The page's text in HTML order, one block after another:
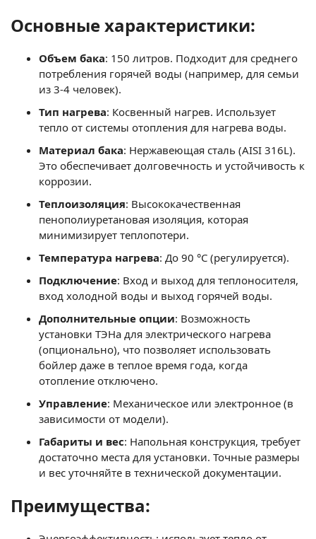
Основные характеристики:
Объем бака: 150 литров. Подходит для среднего
потребления горячей воды (например, для семьи
из 3-4 человек).
Тип нагрева: Косвенный нагрев. Использует
тепло от системы отопления для нагрева воды.
Материал бака: Нержавеющая сталь (AISI 316L).
Это обеспечивает долговечность и устойчивость к
коррозии.
Теплоизоляция: Высококачественная
пенополиуретановая изоляция, которая
минимизирует теплопотери.
Температура нагрева: До 90 °C (регулируется).
Подключение: Вход и выход для теплоносителя,
вход холодной воды и выход горячей воды.
Дополнительные опции: Возможность
установки ТЭНа для электрического нагрева
(опционально), что позволяет использовать
бойлер даже в теплое время года, когда
отопление отключено.
Управление: Механическое или электронное (в
зависимости от модели).
Габариты и вес: Напольная конструкция, требует
достаточно места для установки. Точные размеры
и вес уточняйте в технической документации.
Преимущества: